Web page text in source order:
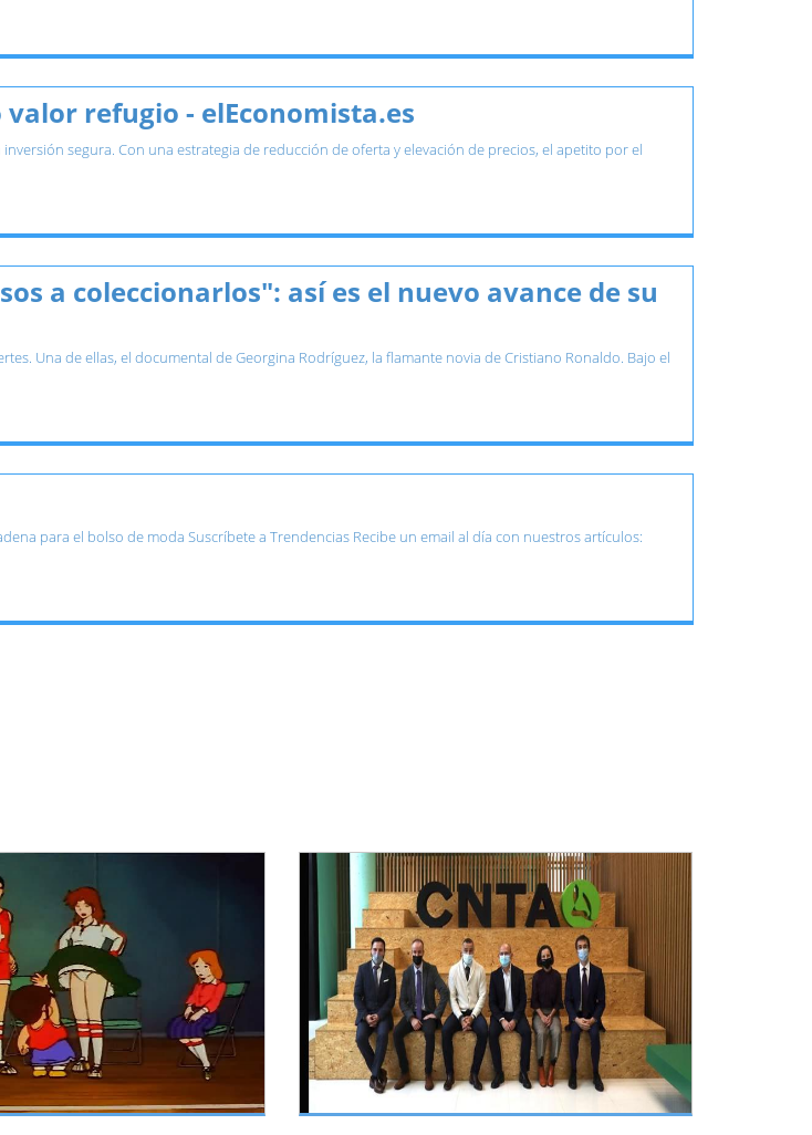
refugio - elEconomista.es
segura. Con una estrategia de reducción de oferta y elevación de precios, el apetito por el
a coleccionarlos": así es el nuevo avance de su
Una de ellas, el documental de Georgina Rodríguez, la flamante novia de Cristiano Ronaldo. Bajo el
para el bolso de moda Suscríbete a Trendencias Recibe un email al día con nuestros artículos: